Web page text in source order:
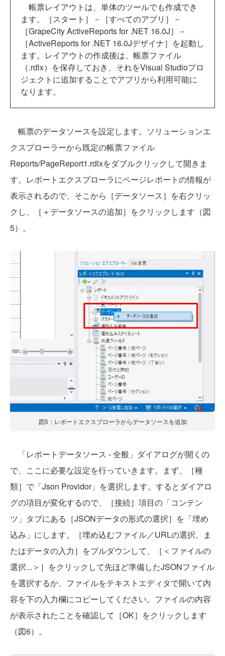
帳票レイアウトは、単体のツールでも作成でき
ます。［スタート］－［すべてのアプリ］－
［GrapeCity ActiveReports for .NET 16.0J］－
［ActiveReports for .NET 16.0Jデザイナ］を起動し
ます。レイアウトの作成後は、帳票ファイル
（.rdlx）を保存しておき、それをVisual Studioプロ
ジェクトに追加することでアプリから利用可能に
なります。
帳票のデータソースを設定します。ソリューションエ
クスプローラーから既定の帳票ファイル
Reports/PageReport1.rdlxをダブルクリックして開きま
す。レポートエクスプローラにページレポートの情報が
表示されるので、そこから［データソース］を右クリッ
クし、［＋データソースの追加］をクリックします（図
5）。
図5：レポートエクスプローラからデータソースを追加
「レポートデータソース - 全般」ダイアログが開くの
で、ここに必要な設定を行っていきます。まず、［種
類］で「Json Providor」を選択します。するとダイアロ
グの項目が変化するので、［接続］項目の「コンテン
ツ」タブにある［JSONデータの形式の選択］を「埋め
込み」にします。［埋め込むファイル／URLの選択、ま
たはデータの入力］をプルダウンして、［＜ファイルの
選択...＞］をクリックして先ほど準備したJSONファイル
を選択するか、ファイルをテキストエディタで開いて内
容を下の入力欄にコピーしてください。ファイルの内容
が表示されたことを確認して［OK］をクリックします
（図6）。